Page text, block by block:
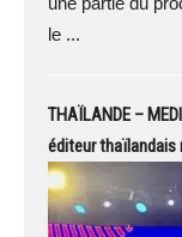
le ...
THAÏLANDE –
éditeur thaïlandais